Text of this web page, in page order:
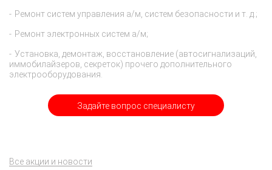
Задайте вопрос специалисту
Ремонт систем управления а/м, систем безопасности и т. д.;
Ремонт электронных систем а/м;
Установка, демонтаж, восстановление (автосигнализаций,
иммобилайзеров, секреток) прочего дополнительного
электрооборудования.
Все акции и новости